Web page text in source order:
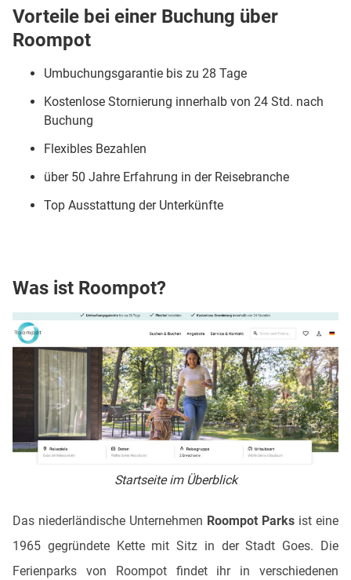
Vorteile bei einer Buchung über
Roompot
Umbuchungsgarantie bis zu 28 Tage
Kostenlose Stornierung innerhalb von 24 Std. nach
Buchung
Flexibles Bezahlen
über 50 Jahre Erfahrung in der Reisebranche
Top Ausstattung der Unterkünfte
Was ist Roompot?
Startseite im Überblick
Das niederländische Unternehmen Roompot Parks ist eine
1965 gegründete Kette mit Sitz in der Stadt Goes. Die
Ferienparks von Roompot findet ihr in verschiedenen